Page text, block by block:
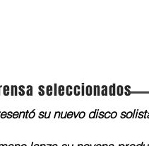
seleccionados
su nuevo disco